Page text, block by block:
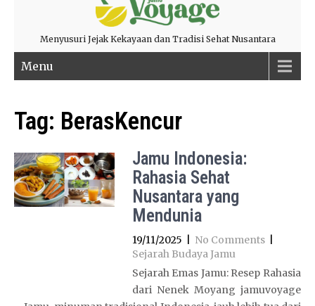
Menyusuri Jejak Kekayaan dan Tradisi Sehat Nusantara
Menu
Tag: BerasKencur
Jamu Indonesia:
Rahasia Sehat
Nusantara yang
Mendunia
19/11/2025 No Comments
Sejarah Budaya Jamu
Sejarah Emas Jamu: Resep Rahasia
dari Nenek Moyang jamuvoyage